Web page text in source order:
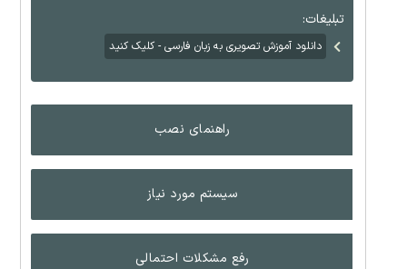
تبلیغات:
دانلود آموزش تصویری به زبان فارسی - کلیک کنید
راهنمای نصب
سیستم مورد نیاز
رفع مشکلات احتمالی